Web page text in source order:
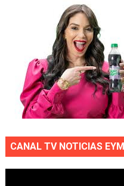
CANAL TV NOTICIAS EYM